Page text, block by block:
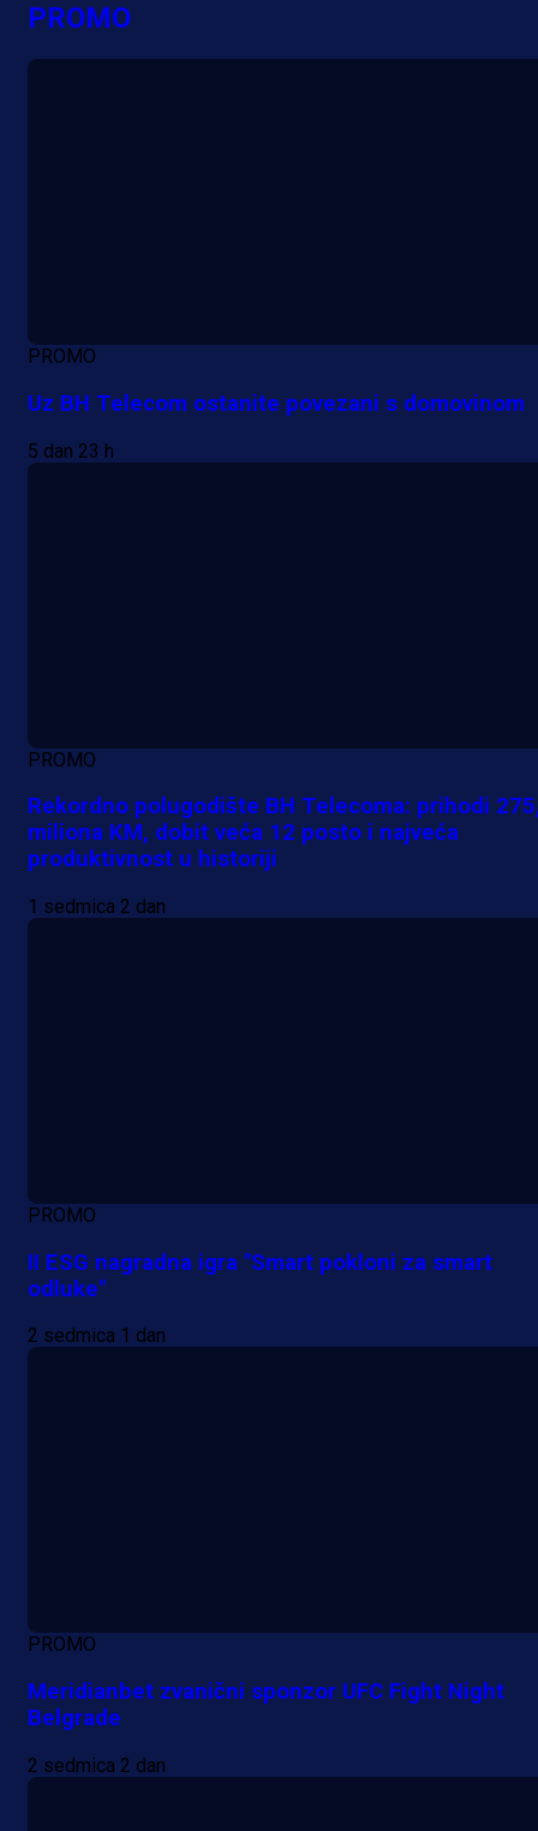
PROMO
PROMO
Uz BH Telecom ostanite povezani s domovinom
5 dan 23 h
PROMO
Rekordno polugodište BH Telecoma: prihodi
miliona KM, dobit veća 12 posto i najveća
produktivnost u historiji
1 sedmica 2 dan
PROMO
II ESG nagradna igra "Smart pokloni za smart
odluke"
2 sedmica 1 dan
PROMO
Meridianbet zvanični sponzor UFC Fight Night
Belgrade
2 sedmica 2 dan